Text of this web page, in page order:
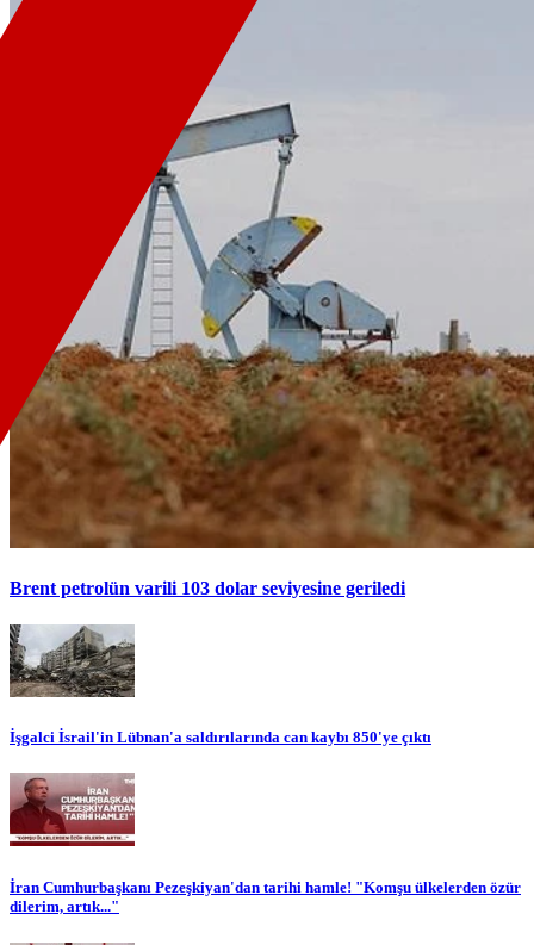
Brent petrolün varili 103 dolar seviyesine geriledi
İşgalci İsrail'in Lübnan'a saldırılarında can kaybı 850'ye çıktı
İran Cumhurbaşkanı Pezeşkiyan'dan tarihi hamle! "Komşu ülkelerden özür
dilerim, artık..."